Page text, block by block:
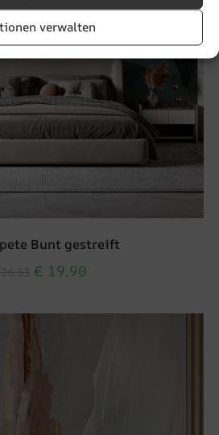
verwalten
Bunt gestreift
€ 19.90